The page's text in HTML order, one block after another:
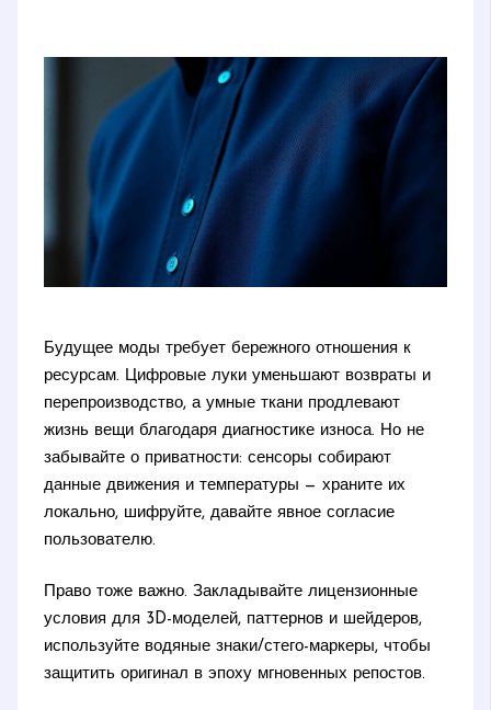
Будущее моды требует бережного отношения к
ресурсам. Цифровые луки уменьшают возвраты и
перепроизводство, а умные ткани продлевают
жизнь вещи благодаря диагностике износа. Но не
забывайте о приватности: сенсоры собирают
данные движения и температуры — храните их
локально, шифруйте, давайте явное согласие
пользователю.
Право тоже важно. Закладывайте лицензионные
условия для 3D-моделей, паттернов и шейдеров,
используйте водяные знаки/стего-маркеры, чтобы
защитить оригинал в эпоху мгновенных репостов.